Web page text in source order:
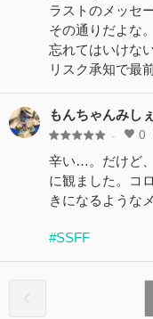
ラストのメッセー
その通りだよな。
忘れてはいけない
リスク承知で最
もんちゃんみし
- 0
辛い…。だけど
に観ました。コ
きになるような
#SSFF